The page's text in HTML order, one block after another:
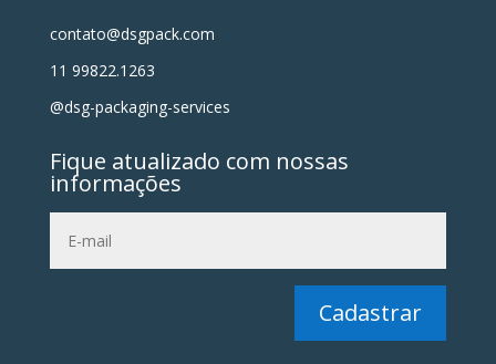
contato@dsgpack.com
11 99822.1263
@dsg-packaging-services
Fique atualizado com nossas
informações
Cadastrar